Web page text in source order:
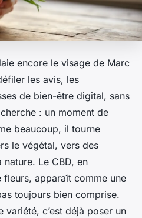
encore le visage de Marc
les avis, les
de bien-être digital, sans
: un moment de
beaucoup, il tourne
le végétal, vers des
Le CBD, en
apparaît comme une
toujours bien comprise.
variété, c’est déjà poser un